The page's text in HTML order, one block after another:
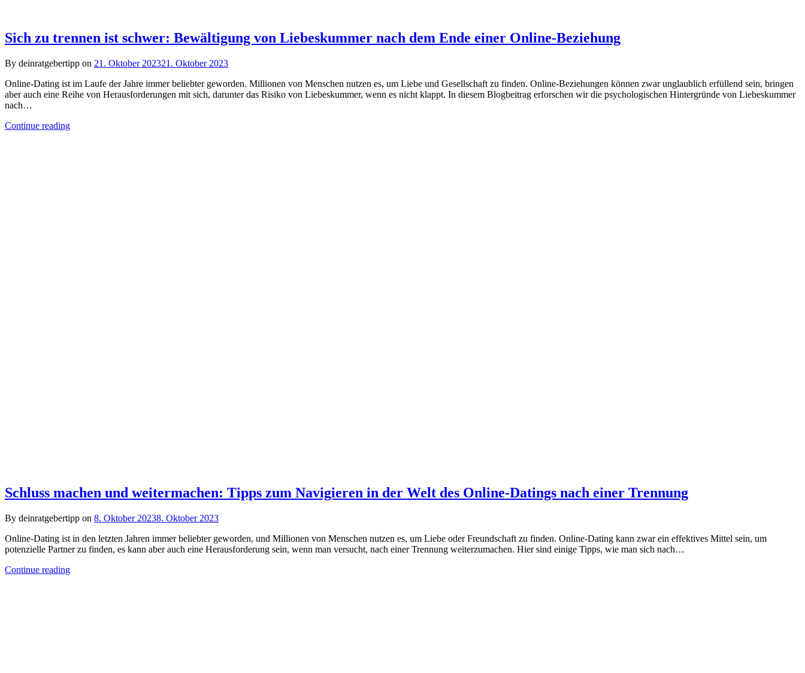
Sich zu trennen ist schwer: Bewältigung von Liebeskummer nach dem Ende einer Online-Beziehung
By deinratgebertipp on 21. Oktober 202321. Oktober 2023
Online-Dating ist im Laufe der Jahre immer beliebter geworden. Millionen von Menschen nutzen es, um Liebe und Gesellschaft zu finden. Online-Beziehungen können zwar unglaublich erfüllend sein, bringen
aber auch eine Reihe von Herausforderungen mit sich, darunter das Risiko von Liebeskummer, wenn es nicht klappt. In diesem Blogbeitrag erforschen wir die psychologischen Hintergründe von Liebeskummer
nach…
Continue reading
Schluss machen und weitermachen: Tipps zum Navigieren in der Welt des Online-Datings nach einer Trennung
By deinratgebertipp on 8. Oktober 20238. Oktober 2023
Online-Dating ist in den letzten Jahren immer beliebter geworden, und Millionen von Menschen nutzen es, um Liebe oder Freundschaft zu finden. Online-Dating kann zwar ein effektives Mittel sein, um
potenzielle Partner zu finden, es kann aber auch eine Herausforderung sein, wenn man versucht, nach einer Trennung weiterzumachen. Hier sind einige Tipps, wie man sich nach…
Continue reading